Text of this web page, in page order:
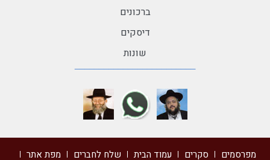
ברכונים
דיסקים
שונות
מפרסמים סקרים עמוד הבית שלח לחברים מפת אתר